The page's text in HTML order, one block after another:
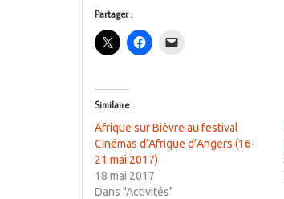
Partager :
Similaire
Afrique sur Bièvre au festival
Cinémas d’Afrique d’Angers (16-
21 mai 2017)
18 mai 2017
Dans "Activités"